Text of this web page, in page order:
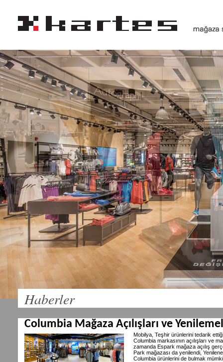
Haberler
Columbia Mağaza Açılışları ve
Mobilya, Teşhir ürünlerini tedarik
Columbia markasının açılışları ve
zamanda Espark mağaza açılış
Park mağazası da yenilendi,
Columbia ürünlerini de bulmak